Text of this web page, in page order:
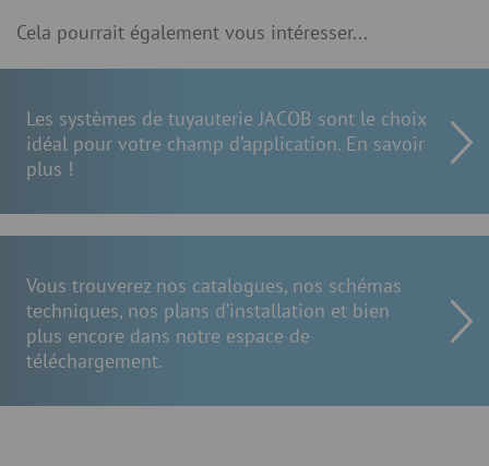
Cela pourrait également vous intéresser...
Les systèmes de tuyauterie JACOB sont le choix
idéal pour votre champ d’application. En savoir
plus !
Vous trouverez nos catalogues, nos schémas
techniques, nos plans d’installation et bien
plus encore dans notre espace de
téléchargement.